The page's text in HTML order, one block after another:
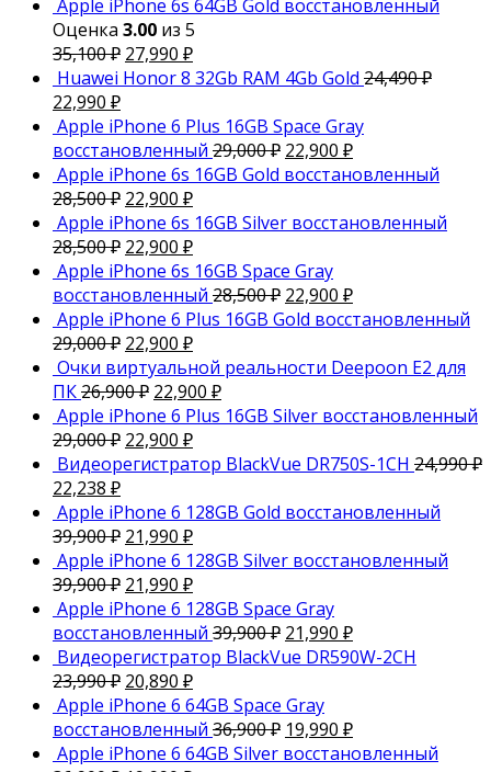
Apple iPhone 6s 64GB Gold восстановленный
Оценка 3.00 из 5
35,100₽ 27,990 ₽
Huawei Honor 8 32Gb RAM 4Gb Gold 24,490₽
22,990 ₽
Apple iPhone 6 Plus 16GB Space Gray
восстановленный 29,000₽ 22,900 ₽
Apple iPhone 6s 16GB Gold восстановленный
28,500₽ 22,900 ₽
Apple iPhone 6s 16GB Silver восстановленный
28,500₽ 22,900 ₽
Apple iPhone 6s 16GB Space Gray
восстановленный 28,500₽ 22,900 ₽
Apple iPhone 6 Plus 16GB Gold восстановленный
29,000₽ 22,900 ₽
Очки виртуальной реальности Deepoon E2 для
ПК26,900₽ 22,900 ₽
Apple iPhone 6 Plus 16GB Silver восстановленный
29,000₽ 22,900 ₽
Видеорегистратор BlackVue DR750S-1CH 24,990₽
22,238 ₽
Apple iPhone 6 128GB Gold восстановленный
39,900₽ 21,990 ₽
Apple iPhone 6 128GB Silver восстановленный
39,900₽ 21,990 ₽
Apple iPhone 6 128GB Space Gray
восстановленный 39,900₽ 21,990 ₽
Видеорегистратор BlackVue DR590W-2CH
23,990₽ 20,890 ₽
Apple iPhone 6 64GB Space Gray
восстановленный 36,900₽ 19,990 ₽
Apple iPhone 6 64GB Silver восстановленный